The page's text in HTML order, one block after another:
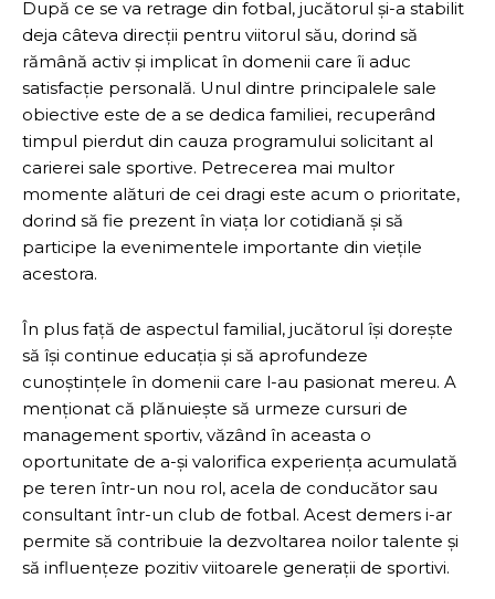
După ce se va retrage din fotbal, jucătorul și-a stabilit
deja câteva direcții pentru viitorul său, dorind să
rămână activ și implicat în domenii care îi aduc
satisfacție personală. Unul dintre principalele sale
obiective este de a se dedica familiei, recuperând
timpul pierdut din cauza programului solicitant al
carierei sale sportive. Petrecerea mai multor
momente alături de cei dragi este acum o prioritate,
dorind să fie prezent în viața lor cotidiană și să
participe la evenimentele importante din viețile
acestora.
În plus față de aspectul familial, jucătorul își dorește
să își continue educația și să aprofundeze
cunoștințele în domenii care l-au pasionat mereu. A
menționat că plănuiește să urmeze cursuri de
management sportiv, văzând în aceasta o
oportunitate de a-și valorifica experiența acumulată
pe teren într-un nou rol, acela de conducător sau
consultant într-un club de fotbal. Acest demers i-ar
permite să contribuie la dezvoltarea noilor talente și
să influențeze pozitiv viitoarele generații de sportivi.